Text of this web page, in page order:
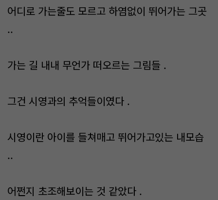
어디로 가는줄도 모르고 하염없이 뛰어가는 그곳
..
가는 길 내내 무언가 떠오르는 그림들 .
그건 시영과의 추억들이였다 .
시영이란 아이를 들쳐매고 뛰어가고있는 내모습
..
어쩐지 초조해보이는 것 같았다 .